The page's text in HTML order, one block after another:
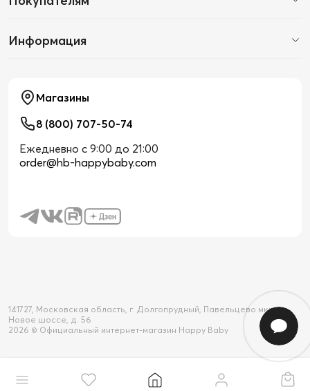
Информация
Магазины
8 (800) 707-50-74
Ежедневно с 9:00 до 21:00
order@hb-happybaby.com
141727, Московская область, г. Долгопрудный, Павельцево мкр-н,
Новое шоссе, д. 56
2026 © Официальный интернет-магазин Happy Baby